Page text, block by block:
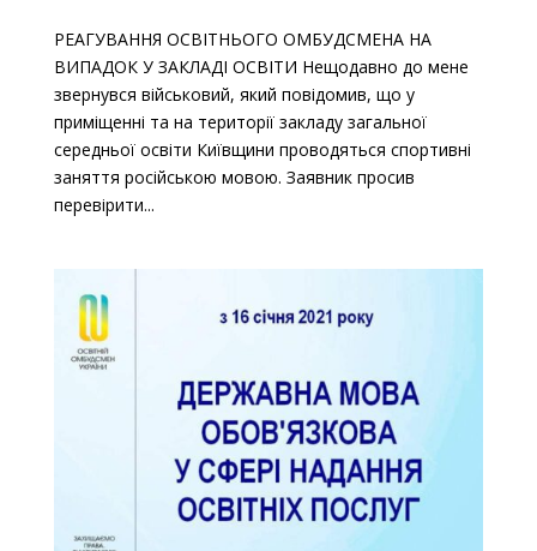
РЕАГУВАННЯ ОСВІТНЬОГО ОМБУДСМЕНА НА
ВИПАДОК У ЗАКЛАДІ ОСВІТИ Нещодавно до мене
звернувся військовий, який повідомив, що у
приміщенні та на території закладу загальної
середньої освіти Київщини проводяться спортивні
заняття російською мовою. Заявник просив
перевірити...